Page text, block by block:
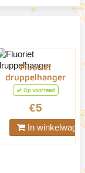
Fluoriet
druppelhanger
Op voorraad
€5
In